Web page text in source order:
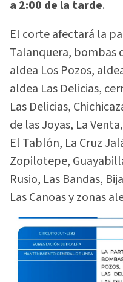
a 2:00 de la tarde.
El corte afectará la
Talanquera, bombas
aldea Los Pozos,
aldea Las Delicias,
Las Delicias,
de las Joyas, La
El Tablón, La Cruz
Zopilotepe,
Rusio, Las Bandas,
Las Canoas y zonas